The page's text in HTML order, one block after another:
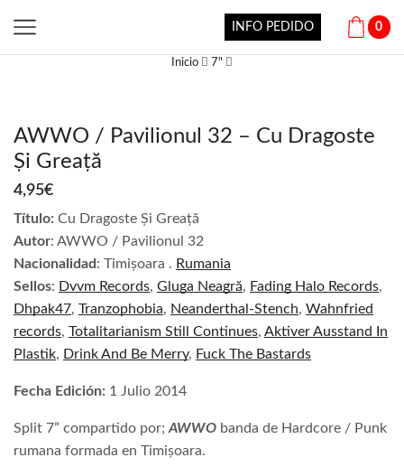
INFO PEDIDO 0
Inicio 7"
AWWO / Pavilionul 32 – Cu Dragoste
Și Greață
4,95€
Título: Cu Dragoste Și Greață
Autor: AWWO / Pavilionul 32
Nacionalidad: Timișoara . Rumania
Sellos: Dvvm Records, Gluga Neagră, Fading Halo Records,
Dhpak47, Tranzophobia, Neanderthal-Stench, Wahnfried
records, Totalitarianism Still Continues, Aktiver Ausstand In
Plastik, Drink And Be Merry, Fuck The Bastards
Fecha Edición: 1 Julio 2014
Split 7” compartido por;AWWO banda de Hardcore / Punk
rumana formada en Timișoara.